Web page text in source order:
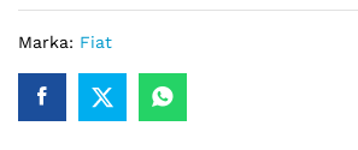
Stilo
1.9
115
KM
Marka: Fiat